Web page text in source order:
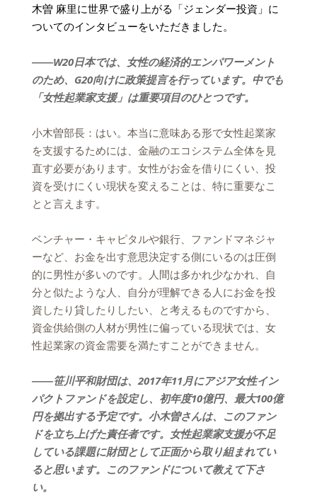
木曽 麻里に世界で盛り上がる「ジェンダー投資」に
ついてのインタビューをいただきました。
――W20日本では、女性の経済的エンパワーメント
のため、G20向けに政策提言を行っています。中でも
「女性起業家支援」は重要項目のひとつです。
小木曽部長：はい。本当に意味ある形で女性起業家
を支援するためには、金融のエコシステム全体を見
直す必要があります。女性がお金を借りにくい、投
資を受けにくい現状を変えることは、特に重要なこ
とと言えます。
ベンチャー・キャピタルや銀行、ファンドマネジャ
ーなど、お金を出す意思決定する側にいるのは圧倒
的に男性が多いのです。人間は多かれ少なかれ、自
分と似たような人、自分が理解できる人にお金を投
資したり貸したりしたい、と考えるものですから、
資金供給側の人材が男性に偏っている現状では、女
性起業家の資金需要を満たすことができません。
――笹川平和財団は、2017年11月にアジア女性イン
パクトファンドを設定し、初年度10億円、最大100億
円を拠出する予定です。小木曽さんは、このファン
ドを立ち上げた責任者です。女性起業家支援が不足
している課題に財団として正面から取り組まれてい
ると思います。このファンドについて教えて下さ
い。